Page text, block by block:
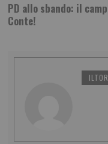
PD allo sbando: il
Conte!